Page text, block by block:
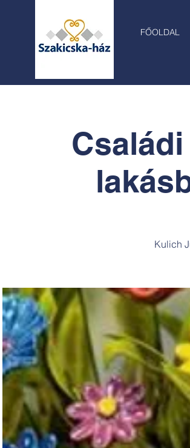
FŐOLDAL
Kulich